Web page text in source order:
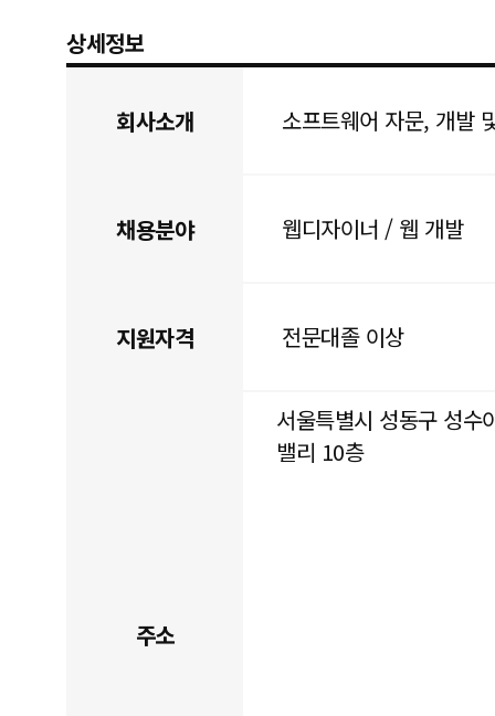
상세정보
회사소개 소프트웨어 자문, 개발
채용분야 웹디자이너 / 웹 개발
지원자격 전문대졸 이상
주소
서울특별시 성동구 성수
밸리 10층